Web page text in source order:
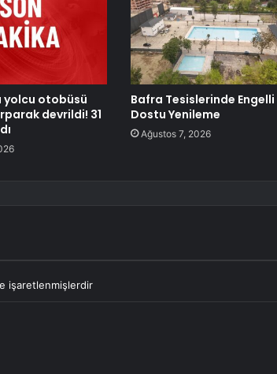
yolcu otobüsü
devrildi! 31
Bafra Tesislerinde Engelli
Dostu Yenileme
Ağustos 7, 2026
işaretlenmişlerdir